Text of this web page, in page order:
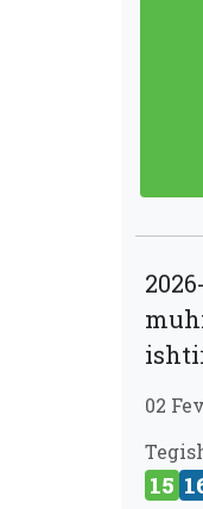
02
15